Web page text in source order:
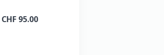
CHF 95.00